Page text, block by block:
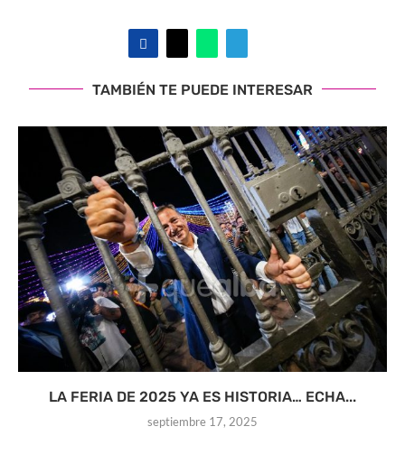
TAMBIÉN TE PUEDE INTERESAR
LA FERIA DE 2025 YA ES HISTORIA… ECHA...
septiembre 17, 2025